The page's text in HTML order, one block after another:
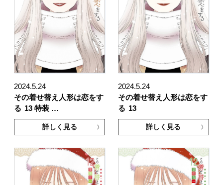
2024.5.24
その着せ替え人形は恋をす
る 13 特装 …
詳しく見る
2024.5.24
その着せ替え人形は恋をす
る 13
詳しく見る